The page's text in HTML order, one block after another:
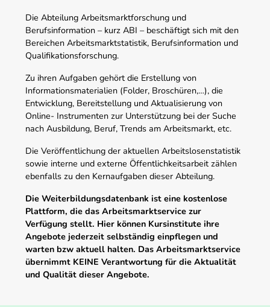
Die Abteilung Arbeitsmarktforschung und
Berufsinformation – kurz ABI – beschäftigt sich mit den
Bereichen Arbeitsmarktstatistik, Berufsinformation und
Qualifikationsforschung.
Zu ihren Aufgaben gehört die Erstellung von
Informationsmaterialien (Folder, Broschüren,…), die
Entwicklung, Bereitstellung und Aktualisierung von
Online- Instrumenten zur Unterstützung bei der Suche
nach Ausbildung, Beruf, Trends am Arbeitsmarkt, etc.
Die Veröffentlichung der aktuellen Arbeitslosenstatistik
sowie interne und externe Öffentlichkeitsarbeit zählen
ebenfalls zu den Kernaufgaben dieser Abteilung.
Die Weiterbildungsdatenbank ist eine kostenlose
Plattform, die das Arbeitsmarktservice zur
Verfügung stellt. Hier können Kursinstitute ihre
Angebote jederzeit selbständig einpflegen und
warten bzw aktuell halten. Das Arbeitsmarktservice
übernimmt KEINE Verantwortung für die Aktualität
und Qualität dieser Angebote.